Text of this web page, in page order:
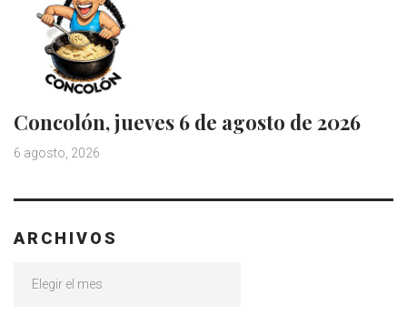
Concolón, jueves 6 de agosto de 2026
6 agosto, 2026
ARCHIVOS